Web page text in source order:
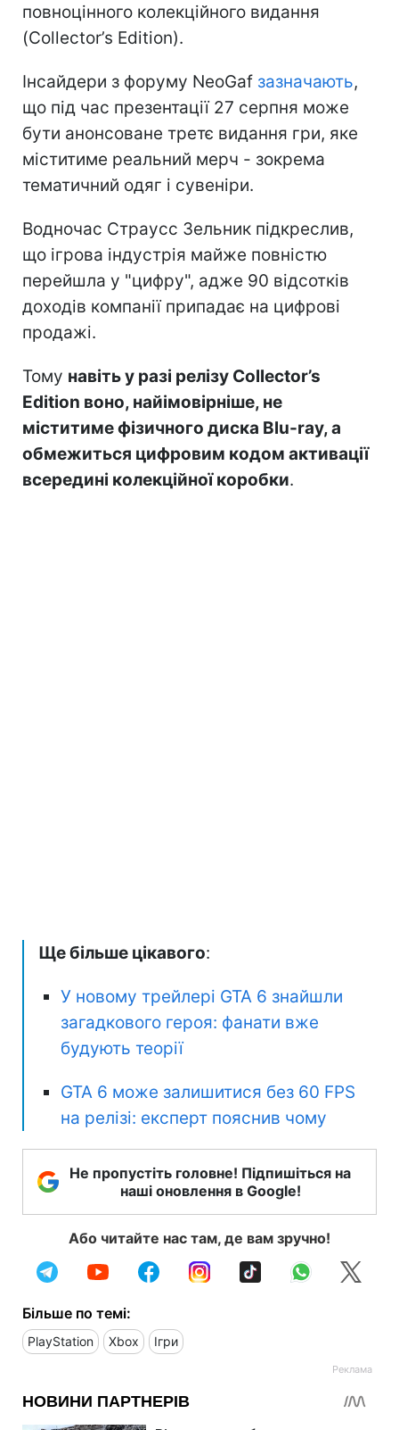
повноцінного колекційного видання
(Collector’s Edition).
Інсайдери з форуму NeoGaf зазначають,
що під час презентації 27 серпня може
бути анонсоване третє видання гри, яке
міститиме реальний мерч - зокрема
тематичний одяг і сувеніри.
Водночас Страусс Зельник підкреслив,
що ігрова індустрія майже повністю
перейшла у "цифру", адже 90 відсотків
доходів компанії припадає на цифрові
продажі.
Тому навіть у разі релізу Collector’s
Edition воно, найімовірніше, не
міститиме фізичного диска Blu-ray, а
обмежиться цифровим кодом активації
всередині колекційної коробки.
Ще більше цікавого:
У новому трейлері GTA 6 знайшли
загадкового героя: фанати вже
будують теорії
GTA 6 може залишитися без 60 FPS
на релізі: експерт пояснив чому
Не пропустіть головне! Підпишіться на
наші оновлення в Google!
Або читайте нас там, де вам зручно!
Більше по темі:
PlayStation Xbox Ігри